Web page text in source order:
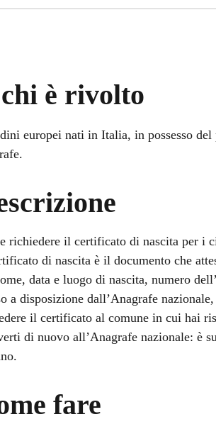
è rivolto
europei nati in Italia, in possesso
richiedere il certificato di nascita per i
di nascita è il documento che
data e luogo di nascita, numero
a disposizione dall’Anagrafe
il certificato al comune in cui hai
di nuovo all’Anagrafe nazionale: è
fare